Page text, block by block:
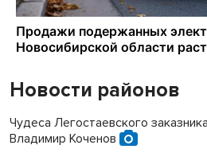
Новости районов
Чудеса Легостаевского
Владимир Коченов